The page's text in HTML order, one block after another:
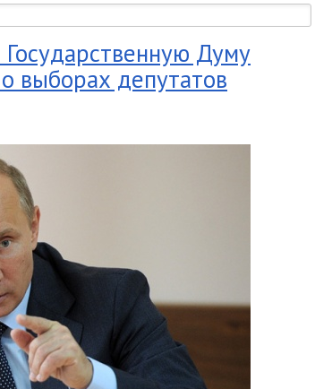
Думу
выборах депутатов